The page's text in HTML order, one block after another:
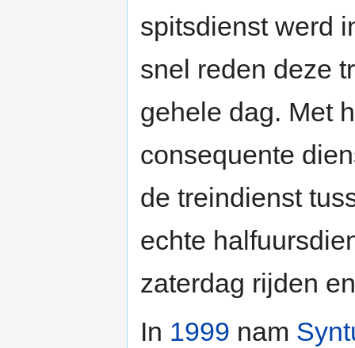
spitsdienst werd
snel reden deze
gehele dag. Met
consequente
de treindienst
echte
zaterdag rijden
In 1999 nam